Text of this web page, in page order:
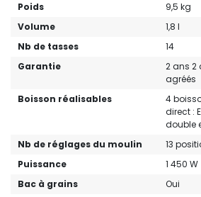
Poids
9,5 kg
Volume
1,8 l
Nb de tasses
14
Garantie
2 ans 2
agréés
Boisson réalisables
4
direct :
double
Nb de réglages du moulin
13
Puissance
1 450 W
Bac à grains
Oui